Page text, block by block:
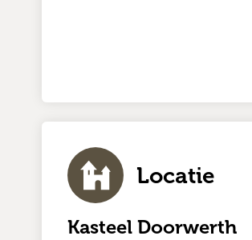
Locatie
Kasteel Doorwerth